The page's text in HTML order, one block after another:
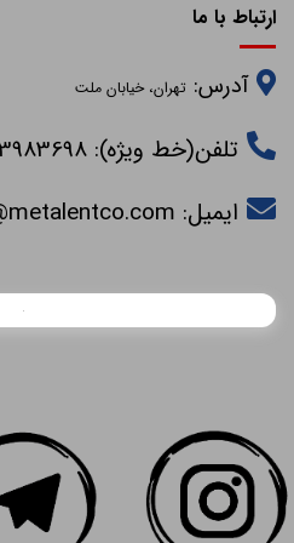
ارتباط با ما
آدرس:تهران، خیابان ملت
تلفن(خط ویژه): 33983698-021
ایمیل: